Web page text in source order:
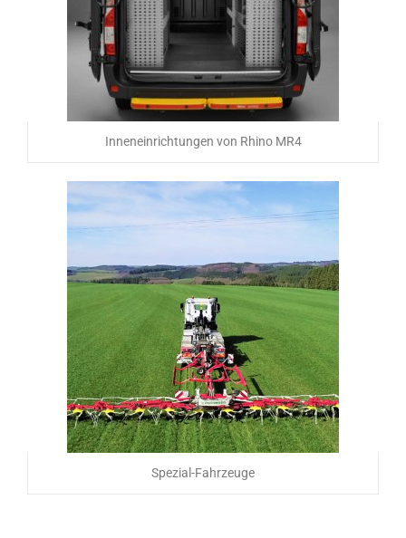
Inneneinrichtungen von Rhino MR4
Spezial-Fahrzeuge